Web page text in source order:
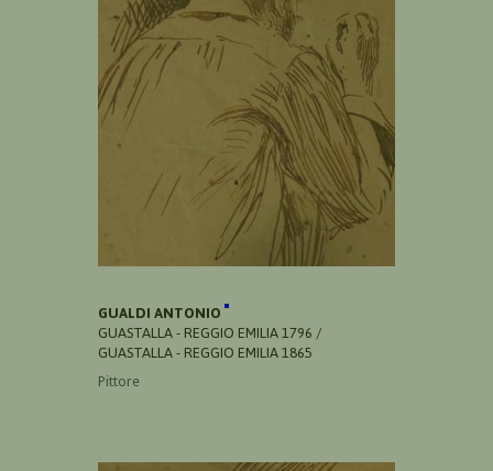
GUALDI ANTONIO
GUASTALLA - REGGIO EMILIA 1796 /
GUASTALLA - REGGIO EMILIA 1865
Pittore